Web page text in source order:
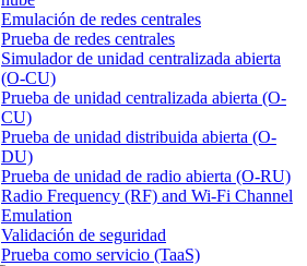
Emulación de redes centrales
Prueba de redes centrales
Simulador de unidad centralizada abierta
(O-CU)
Prueba de unidad centralizada abierta (O-
CU)
Prueba de unidad distribuida abierta (O-
DU)
Prueba de unidad de radio abierta (O-RU)
Radio Frequency (RF) and Wi-Fi Channel
Emulation
Validación de seguridad
Prueba como servicio (TaaS)